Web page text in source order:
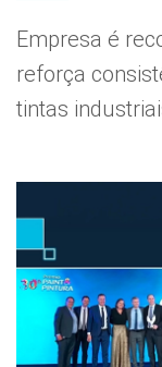
Empresa é
reforça
tintas